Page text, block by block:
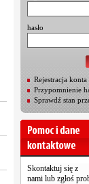
hasło
Rejestracja konta
Przypomnienie
Sprawdź stan
Skontaktuj się z
nami lub zgłoś